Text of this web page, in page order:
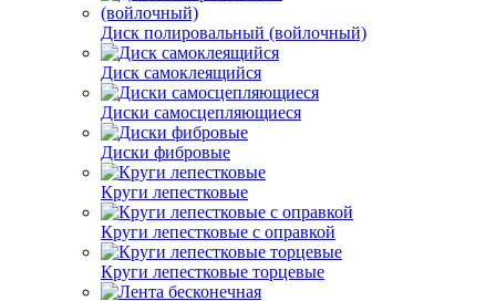
Диск полировальный (войлочный)
Диск самоклеящийся
Диски самосцепляющиеся
Диски фибровые
Круги лепестковые
Круги лепестковые с оправкой
Круги лепестковые торцевые